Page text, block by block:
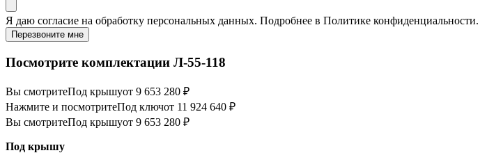
Я даю согласие на обработку персональных данных. Подробнее в Политике конфиденциальности.
Перезвоните мне
Посмотрите комплектации Л-55-118
Вы смотритеПод крышуот 9 653 280 ₽
Нажмите и посмотритеПод ключот 11 924 640 ₽
Вы смотритеПод крышуот 9 653 280 ₽
Под крышу